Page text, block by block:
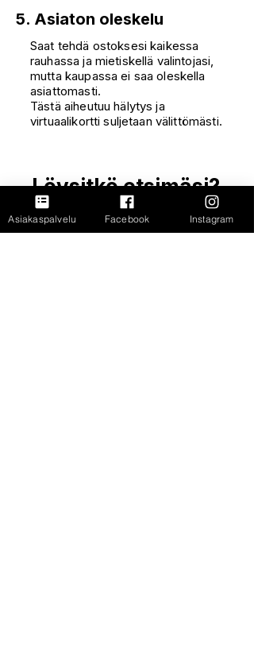
5. Asiaton oleskelu
Saat tehdä ostoksesi kaikessa
rauhassa ja mietiskellä valintojasi,
mutta kaupassa ei saa oleskella
asiattomasti.
Tästä aiheutuu hälytys ja
virtuaalikortti suljetaan välittömästi.
Löysitkö etsimäsi?
Jos et kurkkaa
Asiakaspalvelu Facebook Instagram